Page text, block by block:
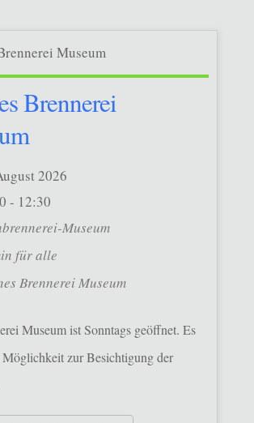
Brennerei
2026
- 12:30
Museum
für alle
Brennerei Museum
Museum ist Sonntags geöffnet. Es
Möglichkeit zur Besichtigung der